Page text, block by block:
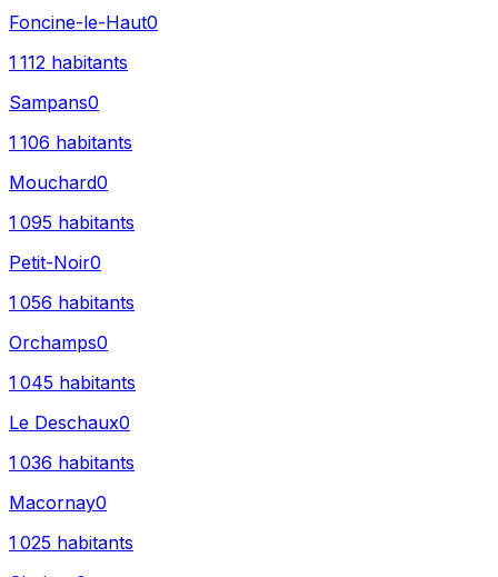
Foncine-le-Haut0
1 112 habitants
Sampans0
1 106 habitants
Mouchard0
1 095 habitants
Petit-Noir0
1 056 habitants
Orchamps0
1 045 habitants
Le Deschaux0
1 036 habitants
Macornay0
1 025 habitants